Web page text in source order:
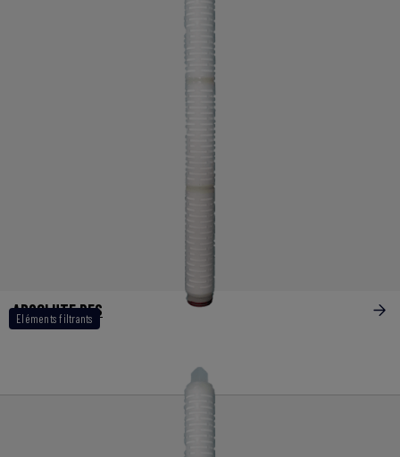
Eléments filtrants
ABSOLUTE PES